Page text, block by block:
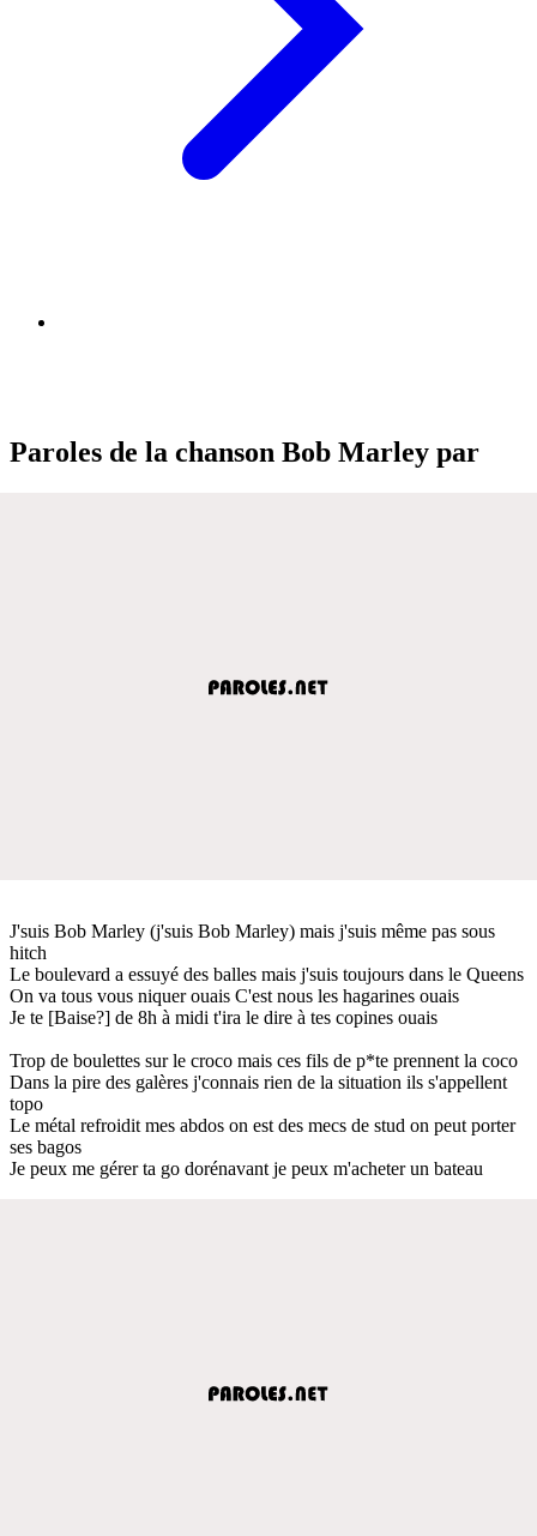
Paroles de la chanson Bob Marley par
J'suis Bob Marley (j'suis Bob Marley) mais j'suis même pas sous
hitch
Le boulevard a essuyé des balles mais j'suis toujours dans le Queens
On va tous vous niquer ouais C'est nous les hagarines ouais
Je te [Baise?] de 8h à midi t'ira le dire à tes copines ouais
Trop de boulettes sur le croco mais ces fils de p*te prennent la coco
Dans la pire des galères j'connais rien de la situation ils s'appellent
topo
Le métal refroidit mes abdos on est des mecs de stud on peut porter
ses bagos
Je peux me gérer ta go dorénavant je peux m'acheter un bateau